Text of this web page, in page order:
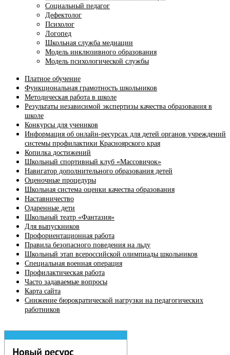
Социальный педагог
Дефектолог
Психолог
Логопед
Школьная служба медиации
Модель инклюзивного образования
Модель психологической службы
Платное обучение
Функциональная грамотность школьников
Методическая работа в школе
Результаты независимой экспертизы качества образования в
школе
Конкурсы для учеников
Информация об онлайн-ресурсах для детей органов учреждений
системы профилактики Красноярского края
Копилка достижений
Школьный спортивный клуб «Массовичок»
Навигатор дополнительного образования детей
Оценочные процедуры
Школьная система оценки качества образования
Наставничество
Одаренные дети
Школьный театр «Фантазия»
Для выпускников
Профориентационная работа
Правила безопасного поведения на льду
Школьный этап всероссийской олимпиады школьников
Специальная военная операция
Профилактическая работа
Часто задаваемые вопросы
Карта сайта
Снижение бюрократической нагрузки на педагогических
работников